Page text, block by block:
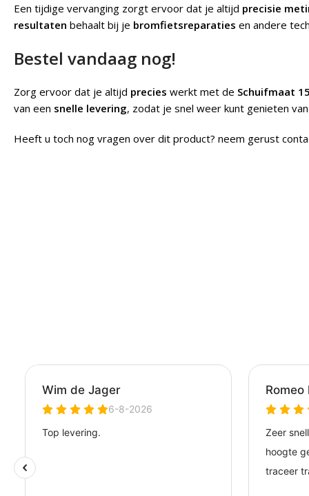
Een tijdige vervanging zorgt ervoor dat je altijd precisie
resultaten behaalt bij je bromfietsreparaties en andere
Bestel vandaag nog!
Zorg ervoor dat je altijd precies werkt met de Schuifmaat
van een snelle levering, zodat je snel weer kunt genieten
Heeft u toch nog vragen over dit product? neem gerust